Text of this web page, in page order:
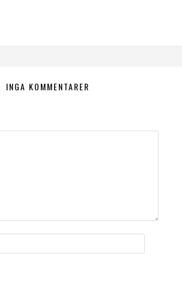
INGA KOMMENTARER